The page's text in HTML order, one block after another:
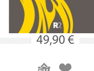
49,90 €